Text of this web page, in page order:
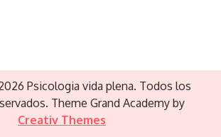
Psicologia vida plena. Todos los
Theme Grand Academy by
Creativ Themes